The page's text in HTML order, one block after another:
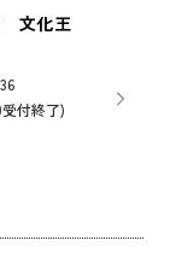
文化王
付終了)